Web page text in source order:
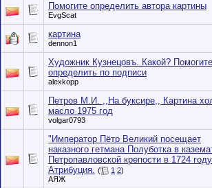
Помогите определить автора картины
EvgScat
картина
dennon1
Художник Кузнецовъ. Какой? Помогите
определить по подписи
alexkopp
Петров М.И. ,,На буксире,, Картина
масло 1975 год
volgar0793
"Император Пётр Великий посещает
наказного гетмана Полуботка в
Петропавловской крепости в 1724
Атрибуция. ( 1 2)
АЯЖ